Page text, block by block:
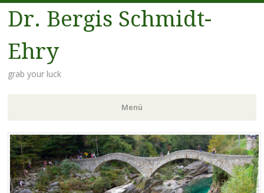
Dr. Bergis Schmidt-
Ehry
grab your luck
Menü
Zum
Inhalt
springen